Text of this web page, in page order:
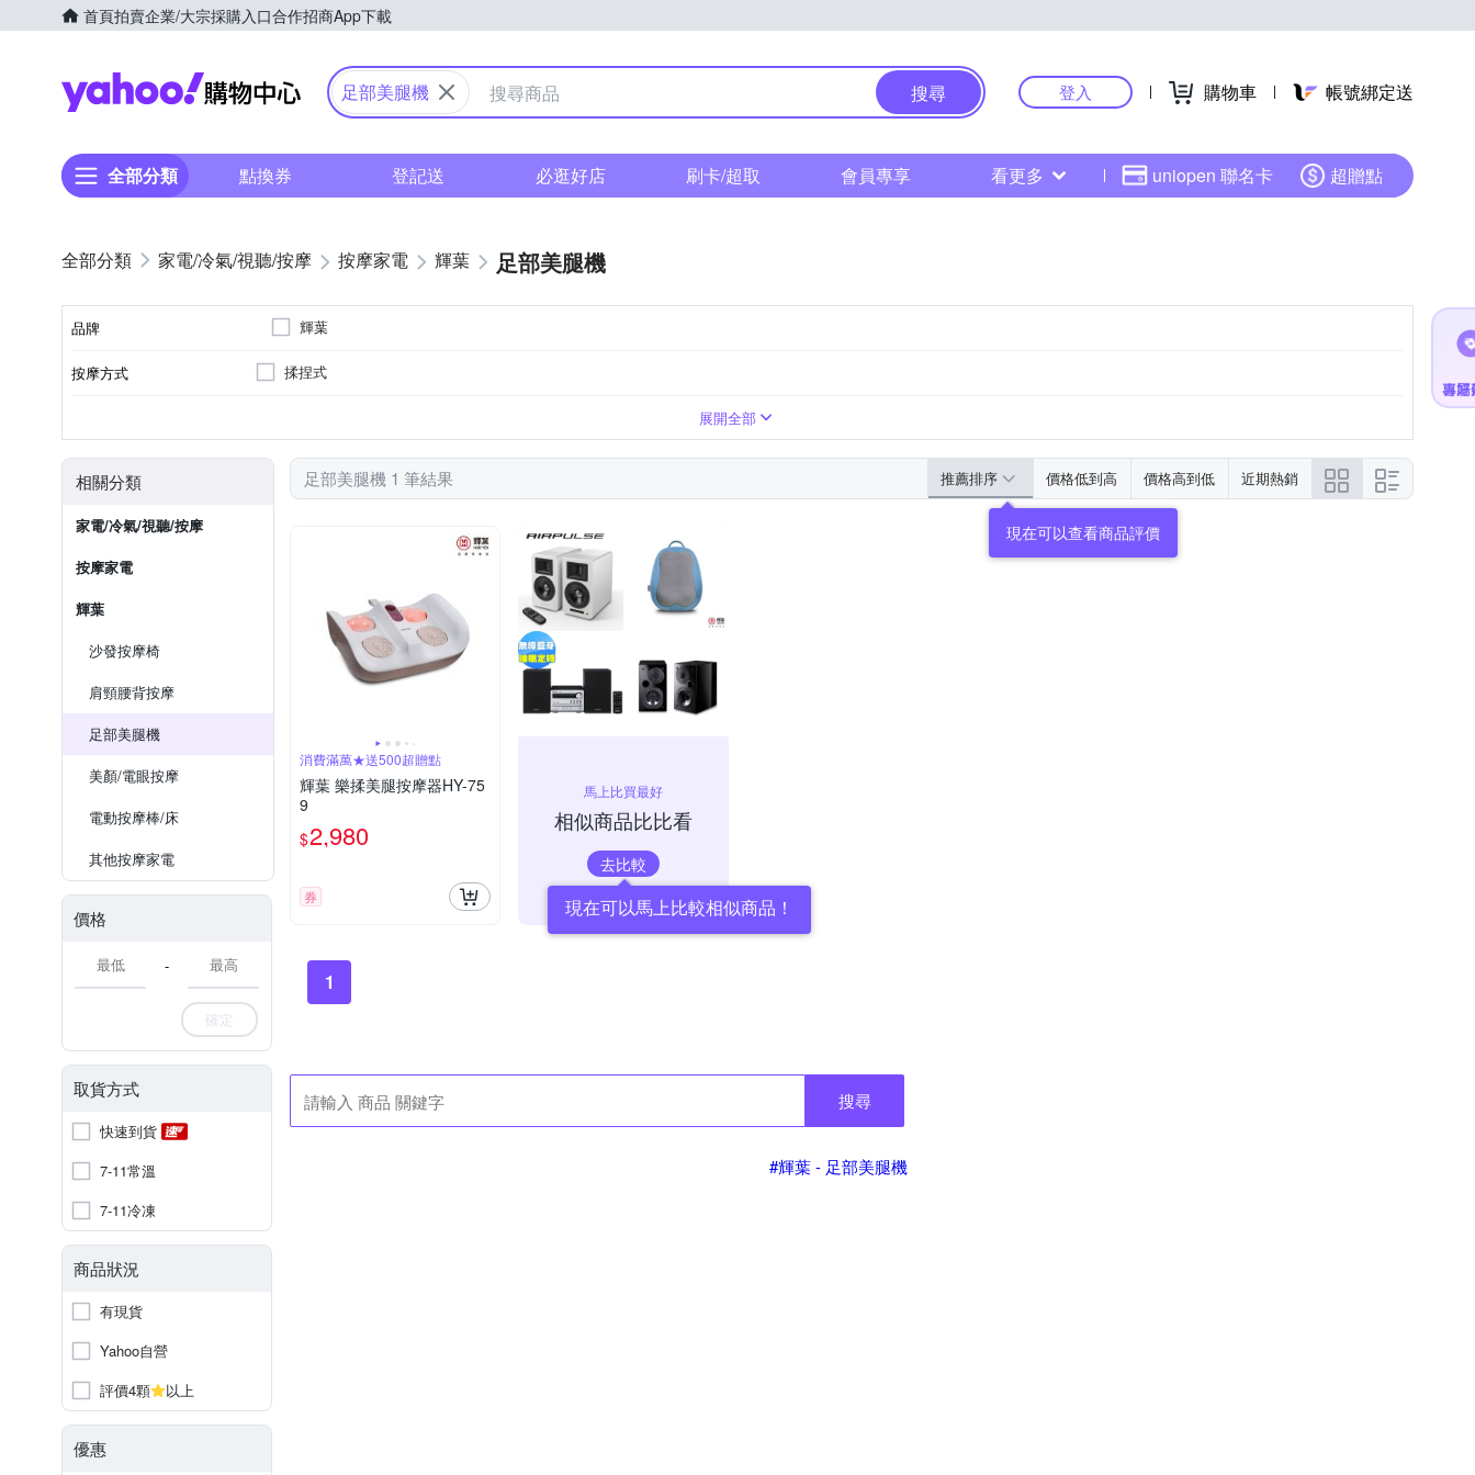
首頁拍賣企業/大宗採購入口合作招商App下載
Yahoo購物中心
足部美腿機 搜尋 登入 購物車 帳號綁定送
全部分類 點換券 登記送 必逛好店 刷卡/超取 會員專享 看更多 uniopen 聯名卡 超贈點
家電/冷氣/視聽/按摩 按摩家電 輝葉 足部美腿機
品牌 輝葉
按摩方式 揉捏式
展開全部
相關分類
家電/冷氣/視聽/按摩
按摩家電
輝葉
沙發按摩椅
肩頸腰背按摩
足部美腿機
美顏/電眼按摩
電動按摩棒/床
其他按摩家電
價格
-
確定
取貨方式
快速到貨
7-11常溫
7-11冷凍
商品狀況
有現貨
Yahoo自營
評價4顆
以上
優惠
足部美腿機 1 筆結果 推薦排序 價格低到高 價格高到低 近期熱銷
現在可以查看商品評價
消費滿萬★送500超贈點
輝葉 樂揉美腿按摩器HY-75
9
$2,980
券
馬上比買最好
相似商品比比看
去比較
現在可以馬上比較相似商品！
1
搜尋
#輝葉 - 足部美腿機